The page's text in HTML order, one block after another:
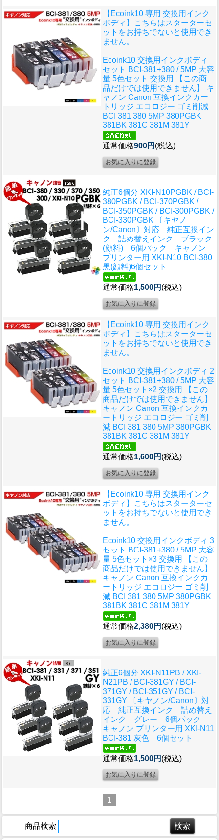
【Ecoink10 専用 交換用インク
ボディ】こちらはスターターセ
ットをお持ちでないと使用でき
ません。
Ecoink10 交換用インクボディ
セット BCI-381+380 / 5MP 大容
量 5色セット 交換用 【この商
品だけでは使用できません】 キ
ャノン Canon 互換インクカー
トリッジ エコロジー ゴミ削減
BCI 381 380 5MP 380PGBK
381BK 381C 381M 381Y
通常価格900円 (税込)
純正6個分 XKI-N10PGBK / BCI-
380PGBK / BCI-370PGBK /
BCI-350PGBK / BCI-300PGBK /
BCI-330PGBK 〔キヤノ
ン/Canon〕対応 純正互換イン
ク 詰め替えインク ブラック
(顔料) 6個パック キャノン
プリンター用 XKI-N10 BCI-380
黒(顔料)6個セット
通常価格1,500円 (税込)
【Ecoink10 専用 交換用インク
ボディ】こちらはスターターセ
ットをお持ちでないと使用でき
ません。
Ecoink10 交換用インクボディ 2
セット BCI-381+380 / 5MP 大容
量 5色セット×2 交換用 【この
商品だけでは使用できません】
キャノン Canon 互換インクカ
ートリッジ エコロジー ゴミ削
減 BCI 381 380 5MP 380PGBK
381BK 381C 381M 381Y
通常価格1,600円 (税込)
【Ecoink10 専用 交換用インク
ボディ】こちらはスターターセ
ットをお持ちでないと使用でき
ません。
Ecoink10 交換用インクボディ 3
セット BCI-381+380 / 5MP 大容
量 5色セット×3 交換用 【この
商品だけでは使用できません】
キャノン Canon 互換インクカ
ートリッジ エコロジー ゴミ削
減 BCI 381 380 5MP 380PGBK
381BK 381C 381M 381Y
通常価格2,380円 (税込)
純正6個分 XKI-N11PB / XKI-
N21PB / BCI-381GY / BCI-
371GY / BCI-351GY / BCI-
331GY 〔キヤノン/Canon〕対
応 純正互換インク 詰め替え
インク グレー 6個パック
キャノン プリンター用 XKI-N11
BCI-381 灰色 6個セット
通常価格1,500円 (税込)
1
商品検索